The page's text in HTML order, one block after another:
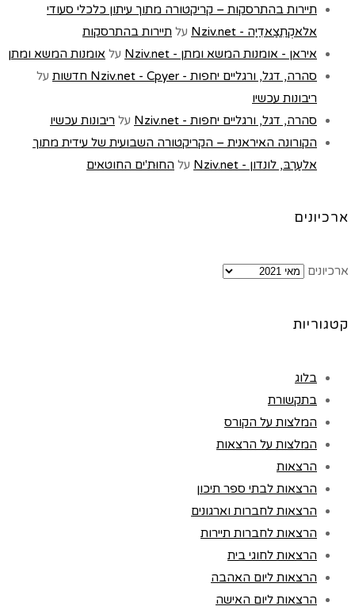
תיירות בהתרסקות – קריקטורה מתוך עיתון כלכלי סעודי
אלאקְתִצַאדִיַה - Nziv.net
על תיירות בהתרסקות
איראן - אומנות המשא ומתן - Nziv.net
על אומנות המשא ומתן
סהרה, דגל, ורגליים יחפות - Nziv.net - Cpyer חדשות
על
ריבונות עכשיו
סהרה, דגל, ורגליים יחפות - Nziv.net
על ריבונות עכשיו
הקורונה האיראנית – הקריקטורה השבועית של עידית מתוך
אלעַרַבּ, לונדון - Nziv.net
על החוּת'ים החוטאים
ארכיונים
ארכיונים
קטגוריות
בלוג
בתקשורת
המלצות על הקורס
המלצות על הרצאות
הרצאות
הרצאות לבתי ספר תיכון
הרצאות לחברות וארגונים
הרצאות לחברות תיירות
הרצאות לחוגי בית
הרצאות ליום האהבה
הרצאות ליום האישה